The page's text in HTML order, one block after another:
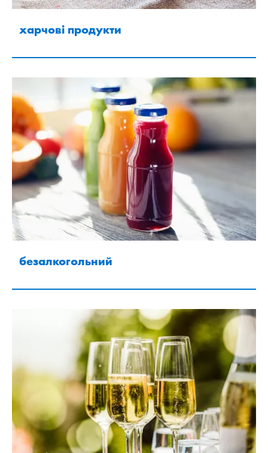
харчові продукти
безалкогольний